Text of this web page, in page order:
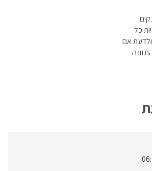
כל
אם
מה
כמה
הוא שוקל. משקל תינוק Beurer